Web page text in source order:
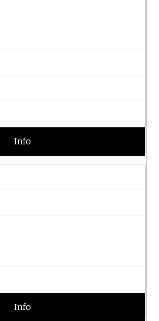
Info
Info